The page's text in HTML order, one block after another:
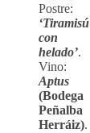
Postre:
‘Tiramisú
con
helado’.
Vino:
Aptus
(Bodega
Peñalba
Herráiz).